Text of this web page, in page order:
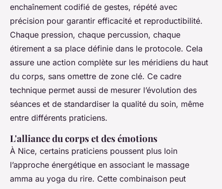
enchaînement codifié de gestes, répété avec
précision pour garantir efficacité et reproductibilité.
Chaque pression, chaque percussion, chaque
étirement a sa place définie dans le protocole. Cela
assure une action complète sur les méridiens du haut
du corps, sans omettre de zone clé. Ce cadre
technique permet aussi de mesurer l’évolution des
séances et de standardiser la qualité du soin, même
entre différents praticiens.
L'alliance du corps et des émotions
À Nice, certains praticiens poussent plus loin
l’approche énergétique en associant le massage
amma au yoga du rire. Cette combinaison peut